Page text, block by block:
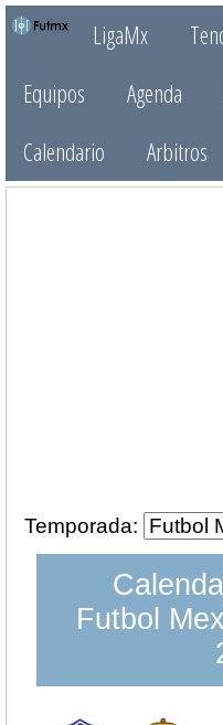
LigaMx
Equipos
Agenda
Calendario
Arbitros
Temporada:
Futbol